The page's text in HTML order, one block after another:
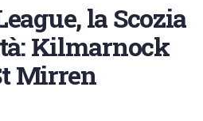
la Scozia
Kilmarnock
Mirren